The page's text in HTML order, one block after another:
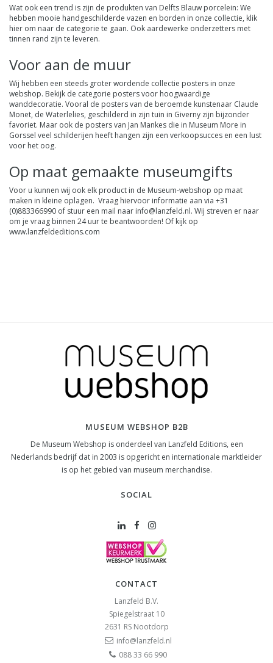
Wat ook een trend is zijn de produkten van Delfts Blauw porcelein: We
hebben mooie handgeschilderde vazen en borden in onze collectie, klik
hier om naar de categorie te gaan. Ook aardewerke onderzetters met
tinnen rand zijn te leveren.
Voor aan de muur
Wij hebben een steeds groter wordende collectie posters in onze
webshop. Bekijk de categorie posters voor hoogwaardige
wanddecoratie. Vooral de posters van de beroemde kunstenaar Claude
Monet, de Waterlelies, geschilderd in zijn tuin in Giverny zijn bijzonder
favoriet. Maar ook de posters van Jan Mankes die in Museum More in
Gorssel veel schilderijen heeft hangen zijn een verkoopsucces en een lust
voor het oog.
Op maat gemaakte museumgifts
Voor u kunnen wij ook elk product in de Museum-webshop op maat
maken in kleine oplagen. Vraag hiervoor informatie aan via +31
(0)883366990 of stuur een mail naar info@lanzfeld.nl. Wij streven er naar
om je vraag binnen 24 uur te beantwoorden! Of kijk op
www.lanzfeldeditions.com
MUSEUM WEBSHOP B2B
De Museum Webshop is onderdeel van Lanzfeld Editions, een
Nederlands bedrijf dat in 2003 is opgericht en internationale marktleider
is op het gebied van museum merchandise.
SOCIAL
CONTACT
Lanzfeld B.V.
Spiegelstraat 10
2631 RS Nootdorp
info@lanzfeld.nl
088 33 66 990